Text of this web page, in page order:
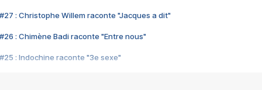
#27 : Christophe Willem raconte "Jacques a dit"
#26 : Chimène Badi raconte "Entre nous"
#25 : Indochine raconte "3e sexe"